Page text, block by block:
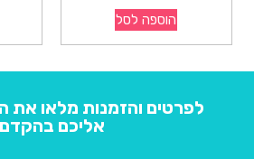
הוספה לסל
לפרטים והזמנות מלאו את
אליכם בהקדם